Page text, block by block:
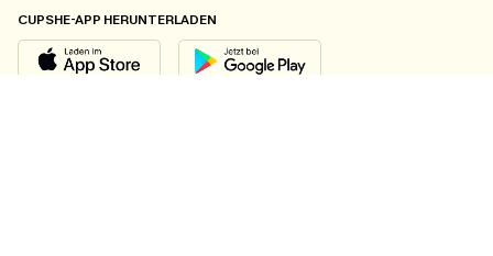
CUPSHE-APP HERUNTERLADEN